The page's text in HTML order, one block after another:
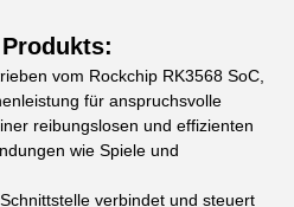
vom Rockchip RK3568 SoC,
für anspruchsvolle
reibungslosen und effizienten
wie Spiele und
verbindet und steuert